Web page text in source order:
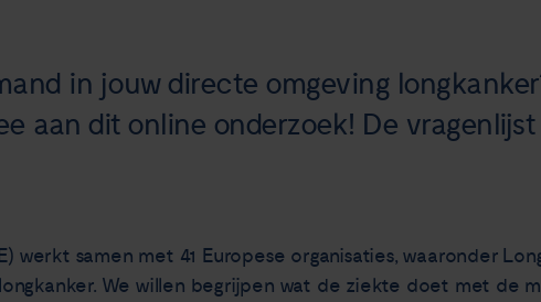
in jouw directe omgeving
aan dit online onderzoek! De
werkt samen met 41 Europese organisaties, waaronder
We willen begrijpen wat de ziekte doet met de